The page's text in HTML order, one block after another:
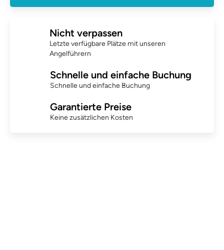
Nicht verpassen
Letzte verfügbare Plätze mit unseren
Angelführern
Schnelle und einfache Buchung
Schnelle und einfache Buchung
Garantierte Preise
Keine zusätzlichen Kosten